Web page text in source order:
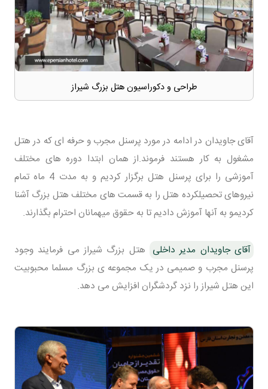
طراحی و دکوراسیون هتل بزرگ شیراز
آقای جاویدان در ادامه در مورد پرسنل مجرب و حرفه ای که در هتل
مشغول به کار هستند فرموند.از همان ابتدا دوره های مختلف
آموزشی را برای پرسنل هتل برگزار کردیم و به مدت 4 ماه تمام
نیروهای تحصیلکرده هتل را به قسمت های مختلف هتل بزرگ آشنا
کردیمو به آنها آموزش دادیم تا به حقوق میهمانان احترام بگذارند.
آقای جاویدان مدیر داخلی هتل بزرگ شیراز می فرمایند وجود
پرسنل مجرب و صمیمی در یک مجموعه ی بزرگ مسلما محبوبیت
این هتل شیراز را نزد گردشگران افزایش می دهد.